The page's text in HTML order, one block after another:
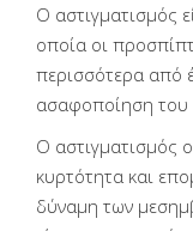
Ο αστιγματισμός
οποία οι
περισσότερα από
ασαφοποίηση του
Ο αστιγματισμός
κυρτότητα και
δύναμη των